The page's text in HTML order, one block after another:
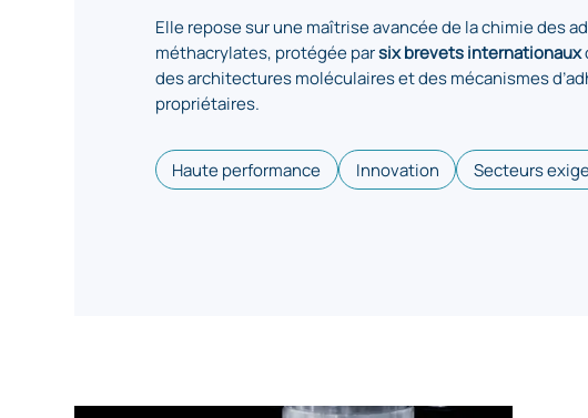
Elle repose sur une maîtrise avancée de la chimie des
méthacrylates, protégée parsix brevets internationaux
des architectures moléculaires et des mécanismes
propriétaires.
Haute performance Innovation Secteurs